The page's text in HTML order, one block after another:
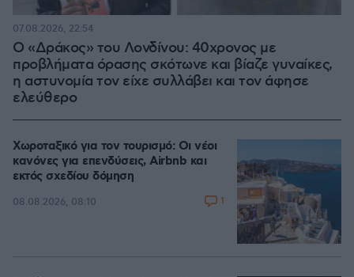
Ο «Δράκος» του Λονδίνου: 40χρονος με
προβλήματα όρασης σκότωνε και βίαζε γυναίκες,
η αστυνομία τον είχε συλλάβει και τον άφησε
ελεύθερο
07.08.2026, 22:54
Χωροταξικό για τον τουρισμό: Οι νέοι
κανόνες για επενδύσεις, Airbnb και
εκτός σχεδίου δόμηση
08.08.2026, 08:10 1